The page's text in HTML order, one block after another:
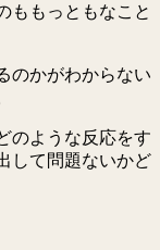
ももっともなこと
のかがわからない
のような反応をす
して問題ないかど